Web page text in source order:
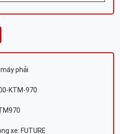
phải
KTM-970
xe: FUTURE